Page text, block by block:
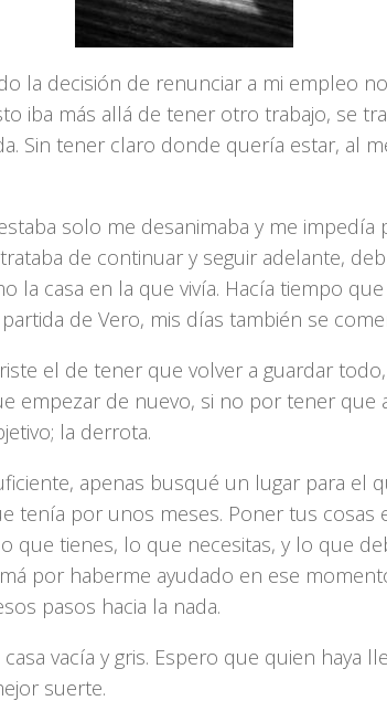
la decisión de renunciar a mi empleo
iba más allá de tener otro trabajo, se
Sin tener claro donde quería estar, al
solo me desanimaba y me impedía
de continuar y seguir adelante,
la casa en la que vivía. Hacía tiempo
de Vero, mis días también se
el de tener que volver a guardar
empezar de nuevo, si no por tener que
la derrota.
apenas busqué un lugar para el
tenía por unos meses. Poner tus cosas
que tienes, lo que necesitas, y lo que
por haberme ayudado en ese
pasos hacia la nada.
vacía y gris. Espero que quien haya
suerte.